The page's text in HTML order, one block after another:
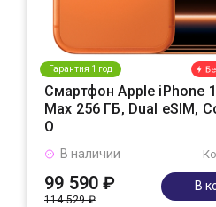
Гарантия 1 год
Смартфон Apple iPhone
Max 256 ГБ, Dual eSIM,
O
В наличии
99 590 ₽
114 529 ₽
В